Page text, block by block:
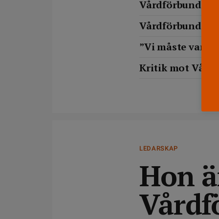
Vårdförbundet
Vårdförbundet
”Vi måste vara
Kritik mot
LEDARSKAP
Hon